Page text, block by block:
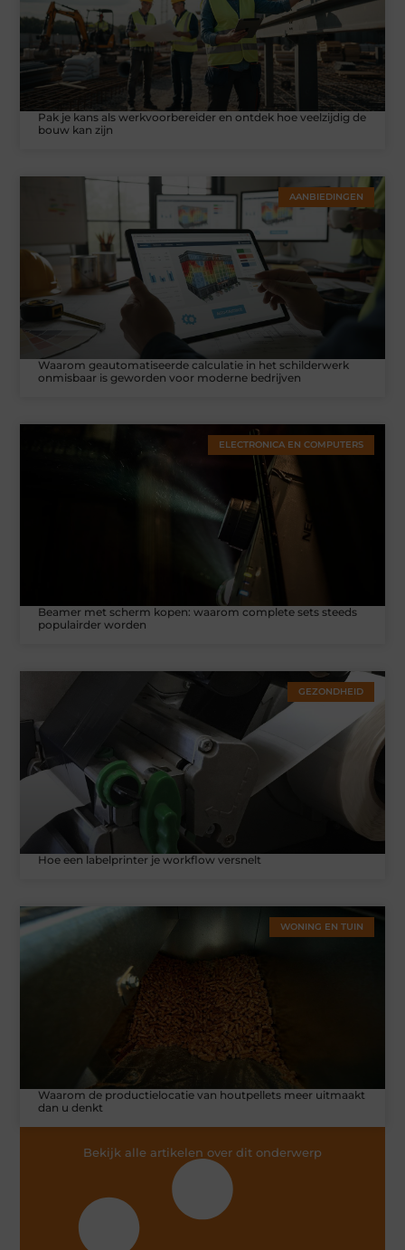
Pak je kans als werkvoorbereider en ontdek hoe veelzijdig de
bouw kan zijn
AANBIEDINGEN
Waarom geautomatiseerde calculatie in het schilderwerk
onmisbaar is geworden voor moderne bedrijven
ELECTRONICA EN COMPUTERS
Beamer met scherm kopen: waarom complete sets steeds
populairder worden
GEZONDHEID
Hoe een labelprinter je workflow versnelt
WONING EN TUIN
Waarom de productielocatie van houtpellets meer uitmaakt
dan u denkt
Bekijk alle artikelen over dit onderwerp